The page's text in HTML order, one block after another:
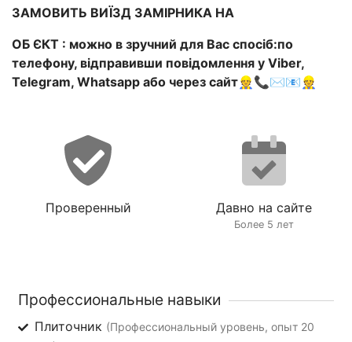
ЗАМОВИТЬ ВИЇЗД ЗАМІРНИКА НА
ОБ ЄКТ : можно в зручний для Вас спосіб:по
телефону, відправивши повідомлення у Viber,
Telegram, Whatsapp або через сайт👷📞✉️📧👷
Проверенный Давно на сайте
Более 5 лет
Профессиональные навыки
Плиточник (Профессиональный уровень, опыт 20